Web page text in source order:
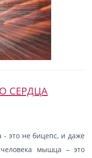
СЕРДЦА
это не бицепс, и даже
мышца – это